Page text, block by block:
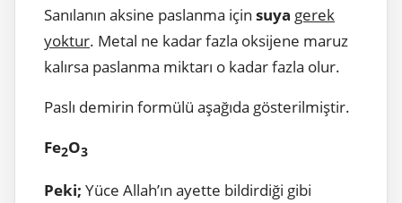
Sanılanın aksine paslanma için suya gerek
yoktur. Metal ne kadar fazla oksijene maruz
kalırsa paslanma miktarı o kadar fazla olur.
Paslı demirin formülü aşağıda gösterilmiştir.
Fe2O3
Peki; Yüce Allah’ın ayette bildirdiği gibi